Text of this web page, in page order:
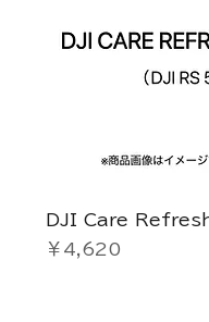
DJI Care
価格
￥4,620